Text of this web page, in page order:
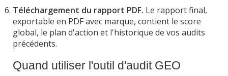
Téléchargement du rapport PDF. Le rapport final,
exportable en PDF avec marque, contient le score
global, le plan d'action et l'historique de vos audits
précédents.
Quand utiliser l'outil d'audit GEO